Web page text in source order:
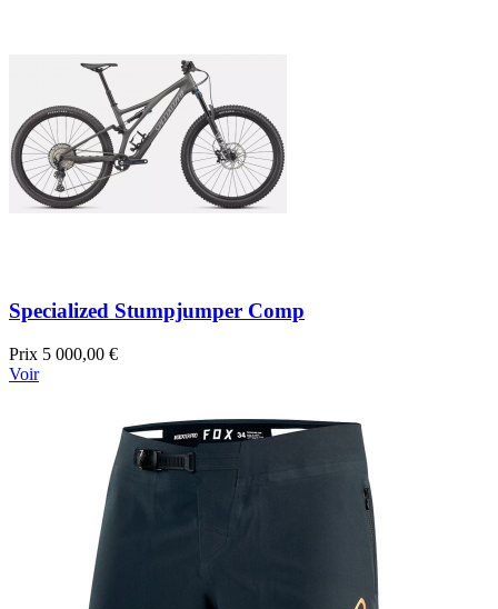
Specialized Stumpjumper Comp
Prix 5 000,00 €
Voir